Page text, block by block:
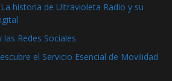
historia de Ultravioleta Radio y su
Redes Sociales
el Servicio Esencial de Movilidad